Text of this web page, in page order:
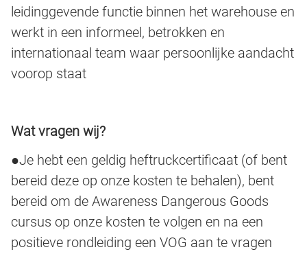
leidinggevende functie binnen het warehouse en
werkt in een informeel, betrokken en
internationaal team waar persoonlijke aandacht
voorop staat
Wat vragen wij?
●Je hebt een geldig heftruckcertificaat (of bent
bereid deze op onze kosten te behalen), bent
bereid om de Awareness Dangerous Goods
cursus op onze kosten te volgen en na een
positieve rondleiding een VOG aan te vragen